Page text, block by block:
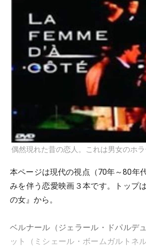
偶然現れた昔の恋人。これは男女のホラ
本ページは現代の視点（70年～80年
みを伴う恋愛映画３本です。トップ
の女』から。
ベルナール（ジェラール・ドパルデ
ット（ミシェール・ボームガルトネ